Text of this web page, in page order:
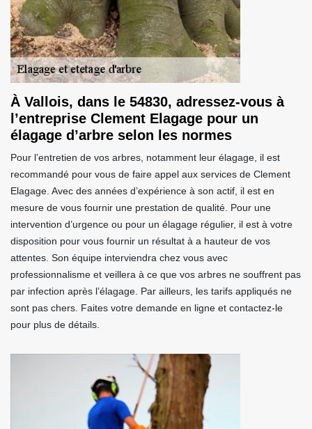
À Vallois, dans le 54830, adressez-vous à
l’entreprise Clement Elagage pour un
élagage d’arbre selon les normes
Pour l’entretien de vos arbres, notamment leur élagage, il est
recommandé pour vous de faire appel aux services de Clement
Elagage. Avec des années d’expérience à son actif, il est en
mesure de vous fournir une prestation de qualité. Pour une
intervention d’urgence ou pour un élagage régulier, il est à votre
disposition pour vous fournir un résultat à a hauteur de vos
attentes. Son équipe interviendra chez vous avec
professionnalisme et veillera à ce que vos arbres ne souffrent pas
par infection après l’élagage. Par ailleurs, les tarifs appliqués ne
sont pas chers. Faites votre demande en ligne et contactez-le
pour plus de détails.